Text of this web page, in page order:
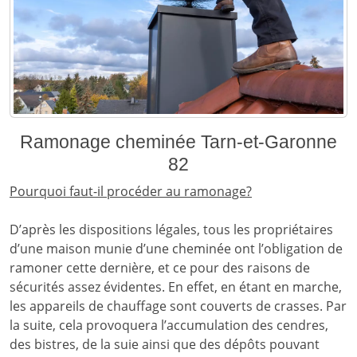
Ramonage cheminée Tarn-et-Garonne
82
Pourquoi faut-il procéder au ramonage?
D’après les dispositions légales, tous les propriétaires
d’une maison munie d’une cheminée ont l’obligation de
ramoner cette dernière, et ce pour des raisons de
sécurités assez évidentes. En effet, en étant en marche,
les appareils de chauffage sont couverts de crasses. Par
la suite, cela provoquera l’accumulation des cendres,
des bistres, de la suie ainsi que des dépôts pouvant